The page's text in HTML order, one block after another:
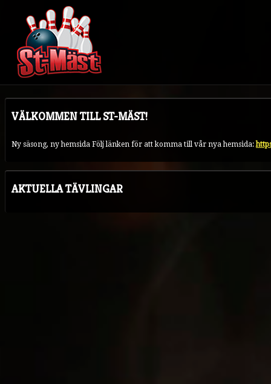
VÄLKOMMEN TILL ST-MÄST!
Ny säsong, ny hemsida Följ länken för att komma till vår nya hemsida:
AKTUELLA TÄVLINGAR